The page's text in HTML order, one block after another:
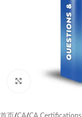
Click to enlarge